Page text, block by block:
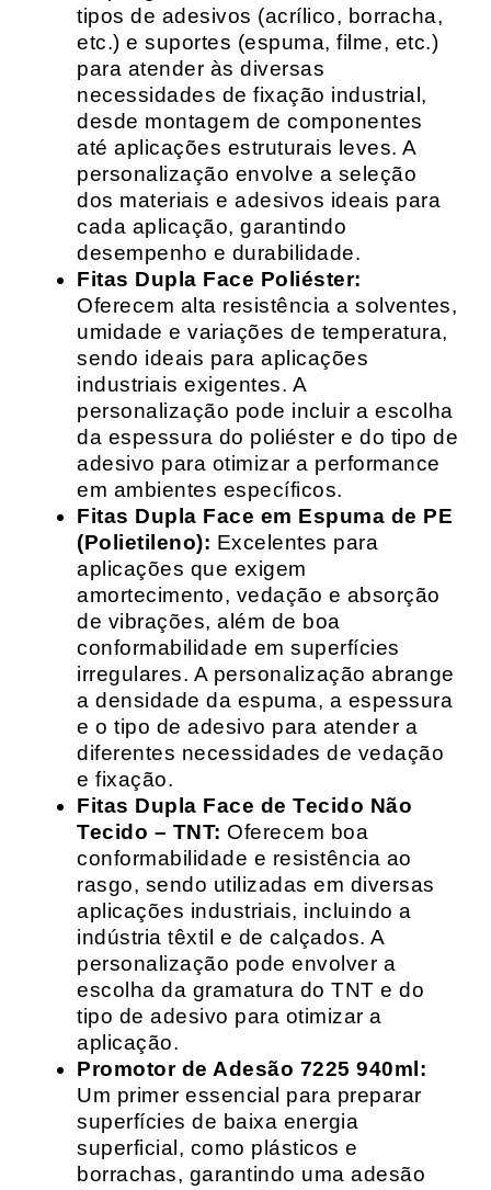
tipos de adesivos (acrílico, borracha,
etc.) e suportes (espuma, filme, etc.)
para atender às diversas
necessidades de fixação industrial,
desde montagem de componentes
até aplicações estruturais leves. A
personalização envolve a seleção
dos materiais e adesivos ideais para
cada aplicação, garantindo
desempenho e durabilidade.
Fitas Dupla Face Poliéster:
Oferecem alta resistência a solventes,
umidade e variações de temperatura,
sendo ideais para aplicações
industriais exigentes. A
personalização pode incluir a escolha
da espessura do poliéster e do tipo de
adesivo para otimizar a performance
em ambientes específicos.
Fitas Dupla Face em Espuma de PE
(Polietileno): Excelentes para
aplicações que exigem
amortecimento, vedação e absorção
de vibrações, além de boa
conformabilidade em superfícies
irregulares. A personalização abrange
a densidade da espuma, a espessura
e o tipo de adesivo para atender a
diferentes necessidades de vedação
e fixação.
Fitas Dupla Face de Tecido Não
Tecido – TNT: Oferecem boa
conformabilidade e resistência ao
rasgo, sendo utilizadas em diversas
aplicações industriais, incluindo a
indústria têxtil e de calçados. A
personalização pode envolver a
escolha da gramatura do TNT e do
tipo de adesivo para otimizar a
aplicação.
Promotor de Adesão 7225 940ml:
Um primer essencial para preparar
superfícies de baixa energia
superficial, como plásticos e
borrachas, garantindo uma adesão